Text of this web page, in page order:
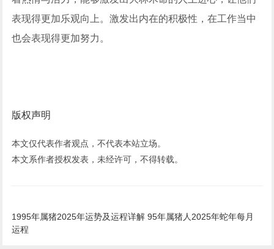
表现得更加乐观向上。激发出内在的积极性，在工作当中
也会表现得更加努力。
版权声明
本文仅代表作者观点，不代表本站立场。
本文系作者授权发表，未经许可，不得转载。
1995年属猪2025年运势及运程详解 95年属猪人2025年蛇年每月
运程